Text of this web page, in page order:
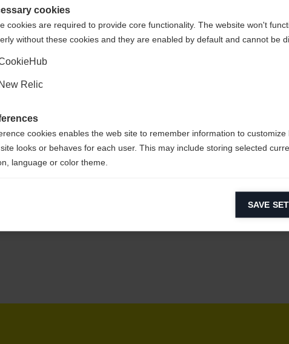
Staaten (Englisch)
Ja, ich möchte umgeleitet werden
cookies
cookies are required to provide core functionality. The website won't
without these cookies and they are enabled by default and cannot be
New Relic
cookies enables the web site to remember information to customize
looks or behaves for each user. This may include storing selected
language or color theme.
cookies help us improve our website by collecting and reporting
SAVE